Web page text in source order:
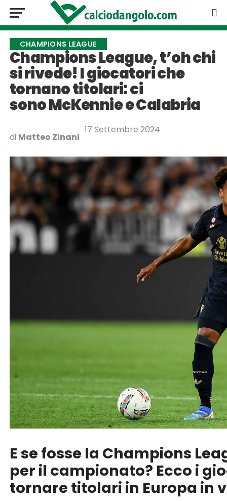
CHAMPIONS LEAGUE
Champions League, t’oh chi
si rivede! I giocatori che
tornano titolari: ci
sono McKennie e Calabria
di Matteo Zinani
17 Settembre 2024
E se fosse la Champions
per il campionato? Ecco i
tornare titolari in Europa in